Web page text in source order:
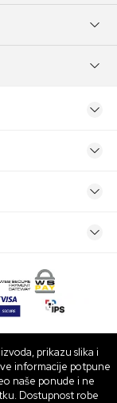
prikazu slika i
informacije potpune
naše ponude i ne
Dostupnost robe